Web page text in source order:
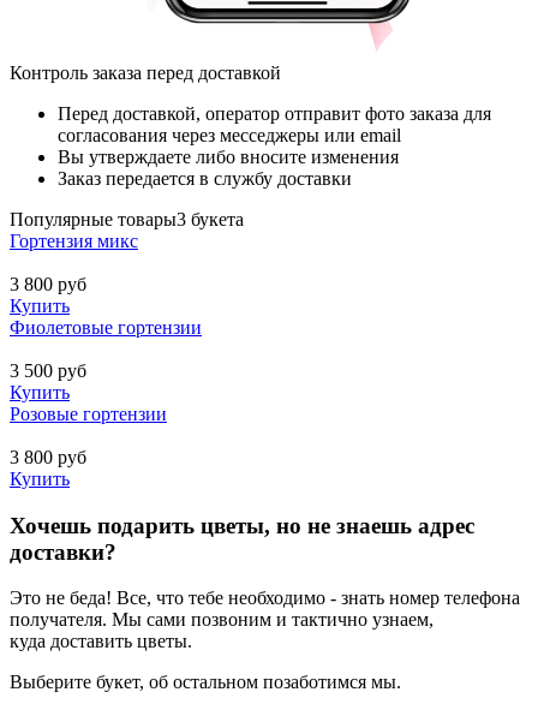
Контроль заказа перед доставкой
Перед доставкой, оператор отправит фото заказа для
согласования через месседжеры или email
Вы утверждаете либо вносите изменения
Заказ передается в службу доставки
Популярные товары3 букета
Гортензия микс
3 800 руб
Купить
Фиолетовые гортензии
3 500 руб
Купить
Розовые гортензии
3 800 руб
Купить
Хочешь подарить цветы, но не знаешь адрес
доставки?
Это не беда! Все, что тебе необходимо - знать номер телефона
получателя. Мы сами позвоним и тактично узнаем,
куда доставить цветы.
Выберите букет, об остальном позаботимся мы.